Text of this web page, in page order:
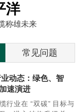
洋
称雄未来
常见问题
动态：绿色、智
速演进
行业在 “双碳” 目标与